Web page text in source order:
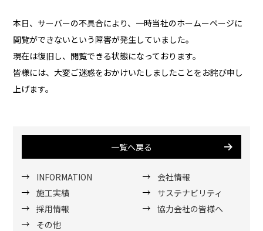
本日、サーバーの不具合により、一時当社のホームーページに
閲覧ができないという障害が発生していました。
現在は復旧し、閲覧できる状態になっております。
皆様には、大変ご迷惑をおかけいたしましたことをお詫び申し
上げます。
一覧へ戻る
INFORMATION
会社情報
施工実績
サステナビリティ
採用情報
協力会社の皆様へ
その他